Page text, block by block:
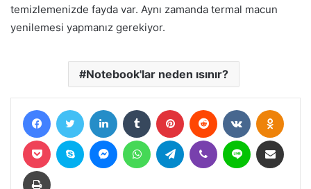
temizlemenizde fayda var. Aynı zamanda termal macun
yenilemesi yapmanız gerekiyor.
Notebook'lar neden ısınır?
FacebookTwitter LinkedIn Tumblr Pinterest Reddit VKontakte
Pocket Skype MessengerWhatsAppTelegram Viber Line
Yazdır